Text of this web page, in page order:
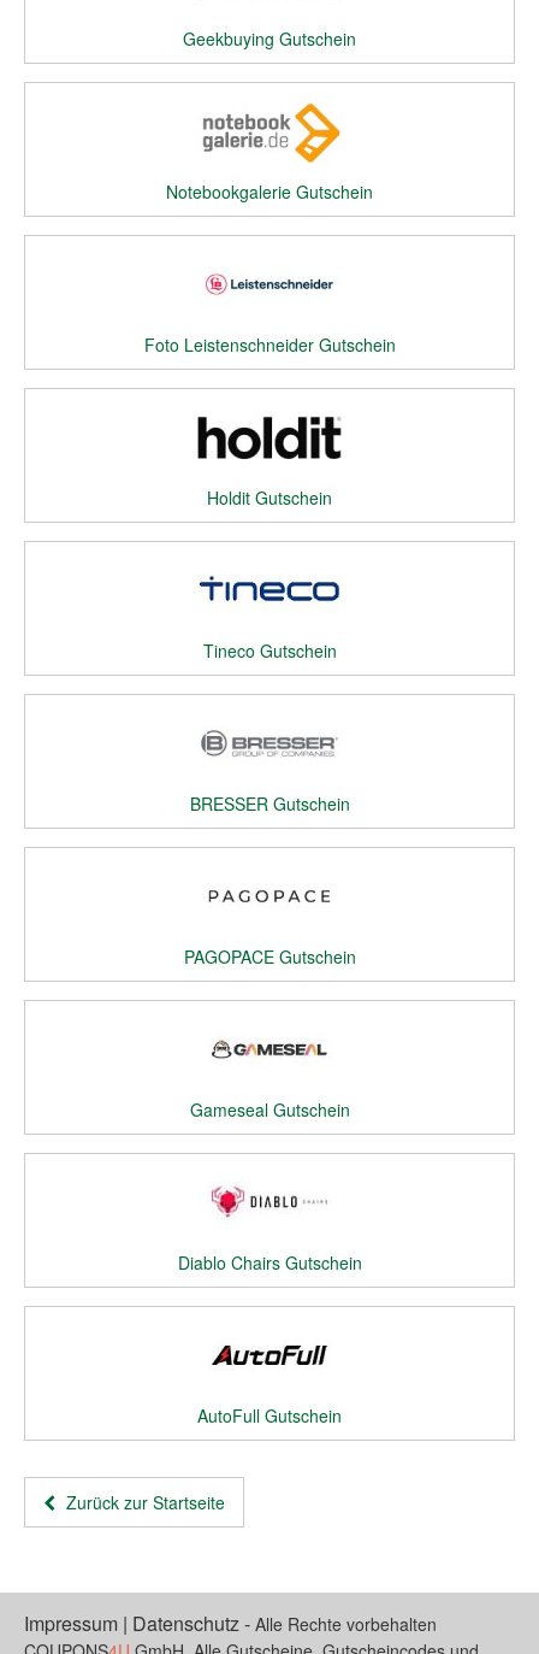
Geekbuying Gutschein
Notebookgalerie Gutschein
Foto Leistenschneider Gutschein
Holdit Gutschein
Tineco Gutschein
BRESSER Gutschein
PAGOPACE Gutschein
Gameseal Gutschein
Diablo Chairs Gutschein
AutoFull Gutschein
Zurück zur Startseite
Impressum | Datenschutz- Alle Rechte vorbehalten